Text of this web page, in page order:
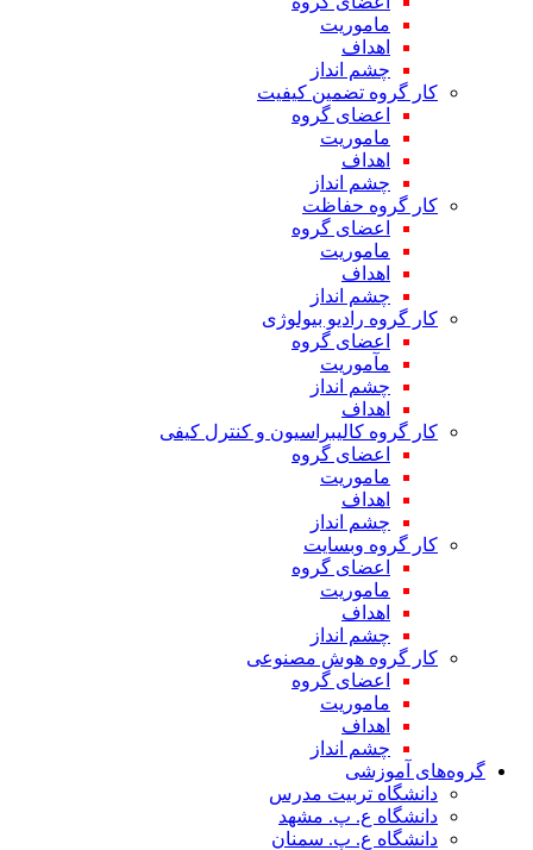
ماموریت
اهداف
چشم انداز
کار گروه تضمین کیفیت
اعضای گروه
ماموریت
اهداف
چشم انداز
کار گروه حفاظت
اعضای گروه
ماموریت
اهداف
چشم انداز
کار گروه رادیو بیولوژی
اعضای گروه
مآموریت
چشم انداز
اهداف
کار گروه کالیبراسیون و کنترل کیفی
اعضای گروه
ماموریت
اهداف
چشم انداز
کار گروه وبسایت
اعضای گروه
ماموریت
اهداف
چشم انداز
کار گروه هوش مصنوعی
اعضای گروه
ماموریت
اهداف
چشم انداز
گروه‌های آموزشی
دانشگاه تربیت مدرس
دانشگاه ع. پ. مشهد
دانشگاه ع. پ. سمنان